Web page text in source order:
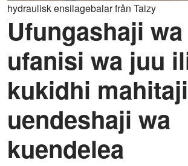
hydraulisk ensilagebalar från Taizy
Ufungashaji wa
ufanisi wa juu
kukidhi
uendeshaji wa
kuendelea